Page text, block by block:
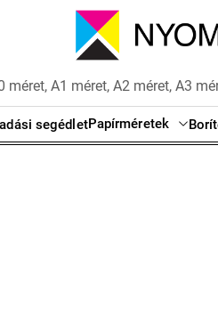
A1 méret, A2 méret, A3
segédletPapírméretek